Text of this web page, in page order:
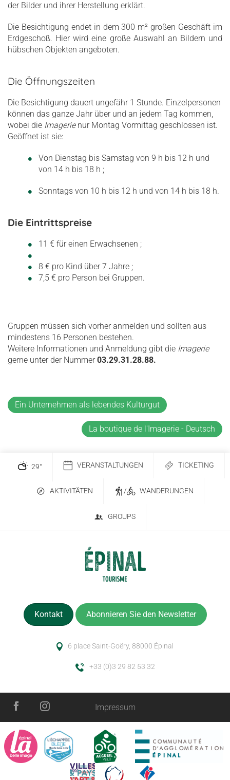
der Bilder und ihrer Herstellung erklärt.
Die Besichtigung endet in dem 300 m² großen Geschäft im
Erdgeschoß. Hier wird eine große Auswahl an Bildern und
hübschen Objekten angeboten.
Die Öffnungszeiten
Die Besichtigung dauert ungefähr 1 Stunde. Einzelpersonen
können das ganze Jahr über und an jedem Tag kommen,
wobei die Imagerienur Montag Vormittag geschlossen ist.
Geöffnet ist sie:
Von Dienstag bis Samstag von 9 h bis 12 h und
von 14 h bis 18 h ;
Sonntags von 10 h bis 12 h und von 14 h bis 18 h.
Die Eintrittspreise
11 € für einen Erwachsenen ;
8 € pro Kind über 7 Jahre ;
7,5 € pro Person bei Gruppen.
Gruppen müssen sich vorher anmelden und sollten aus
mindestens 16 Personen bestehen.
Weitere Informationen und Anmeldung gibt die Imagerie
gerne unter der Nummer03.29.31.28.88.
Ein Unternehmen als lebendes Kulturgut
La boutique de l'Imagerie - Deutsch
29° VERANSTALTUNGEN TICKETING
AKTIVITÄTEN / WANDERUNGEN
GROUPS
Kontakt Abonnieren Sie den Newsletter
6 place Saint-Goëry, 88000 Épinal
+33 (0)3 29 82 53 32
Impressum